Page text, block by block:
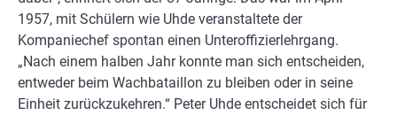
1957, mit Schülern wie Uhde veranstaltete der
Kompaniechef spontan einen Unteroffizierlehrgang.
„Nach einem halben Jahr konnte man sich entscheiden,
entweder beim Wachbataillon zu bleiben oder in seine
Einheit zurückzukehren.“ Peter Uhde entscheidet sich für